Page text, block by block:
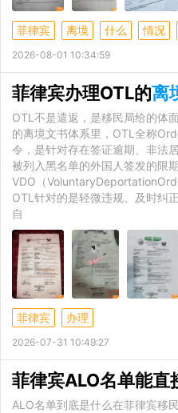
菲律宾 离境 什么 情况
2026-08-01 10:34:59
菲律宾办理OTL的离
OTL不是遣返，是移民局给的体
的离境文书体系里，OTL全称
令，是针对存在签证逾期、非法
被列入黑名单的外国人签发的限
VDO（
OTL针对的是轻微违规、及时纠
自
菲律宾 办理
2026-07-31 10:49:27
菲律宾ALO名单能直
ALO名单到底是什么在菲律宾移